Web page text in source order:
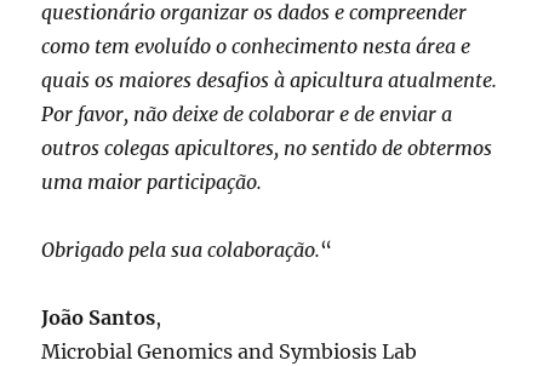
questionário organizar os dados e compreender
como tem evoluído o conhecimento nesta área e
quais os maiores desafios à apicultura atualmente.
Por favor, não deixe de colaborar e de enviar a
outros colegas apicultores, no sentido de obtermos
uma maior participação.
Obrigado pela sua colaboração.“
João Santos,
Microbial Genomics and Symbiosis Lab